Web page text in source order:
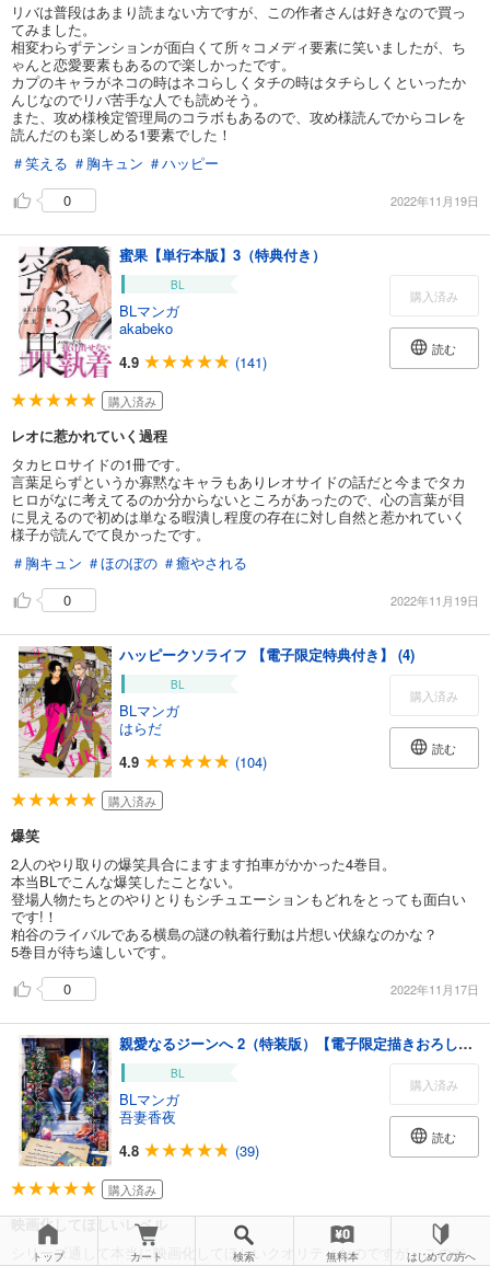
リバは普段はあまり読まない方ですが、この作者さんは好きなので買っ
てみました。
相変わらずテンションが面白くて所々コメディ要素に笑いましたが、ち
ゃんと恋愛要素もあるので楽しかったです。
カプのキャラがネコの時はネコらしくタチの時はタチらしくといったか
んじなのでリバ苦手な人でも読めそう。
また、攻め様検定管理局のコラボもあるので、攻め様読んでからコレを
読んだのも楽しめる1要素でした！
＃笑える ＃胸キュン ＃ハッピー
0
2022年11月19日
蜜果【単行本版】3（特典付き）
BL
BLマンガ
akabeko
4.9
(141)
購入済み
読む
購入済み
レオに惹かれていく過程
タカヒロサイドの1冊です。
言葉足らずというか寡黙なキャラもありレオサイドの話だと今までタカ
ヒロがなに考えてるのか分からないところがあったので、心の言葉が目
に見えるので初めは単なる暇潰し程度の存在に対し自然と惹かれていく
様子が読んでて良かったです。
＃胸キュン ＃ほのぼの ＃癒やされる
0
2022年11月19日
ハッピークソライフ 【電子限定特典付き】 (4)
BL
BLマンガ
はらだ
4.9
(104)
購入済み
読む
購入済み
爆笑
2人のやり取りの爆笑具合にますます拍車がかかった4巻目。
本当BLでこんな爆笑したことない。
登場人物たちとのやりとりもシチュエーションもどれをとっても面白い
です!！
粕谷のライバルである横島の謎の執着行動は片想い伏線なのかな？
5巻目が待ち遠しいです。
0
2022年11月17日
親愛なるジーンへ 2（特装版）【電子限定描きおろしページつき】
BL
BLマンガ
吾妻香夜
4.8
(39)
購入済み
読む
購入済み
映画化してほしいレベル
シリーズ通して本当に映画化してほしいクオリティなのですが、このジ
トップ カート 検索 無料本 はじめての方へ